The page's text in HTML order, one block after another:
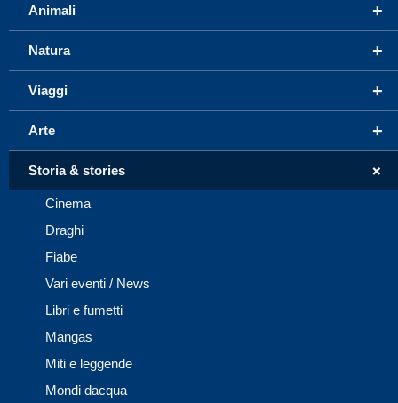
+
Animali
+
Natura
+
Viaggi
+
Arte
+
Storia & stories
Cinema
Draghi
Fiabe
Vari eventi / News
Libri e fumetti
Mangas
Miti e leggende
Mondi dacqua